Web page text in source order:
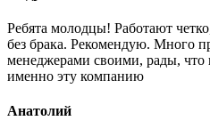
Ребята молодцы! Работают
без брака. Рекомендую. Много
менеджерами своими, рады, что
именно эту компанию
Анатолий